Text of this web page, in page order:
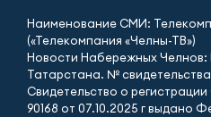
Наименование СМИ:
(«Телекомпания «Челны-ТВ»)
Новости Набережных Челнов:
Татарстана. №
Свидетельство о
90168 от 07.10.2025 г выдано